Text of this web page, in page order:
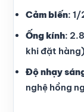
Cảm biến: 1/
Ống kính:
khi đặt
Độ nhạy
nghệ hồng